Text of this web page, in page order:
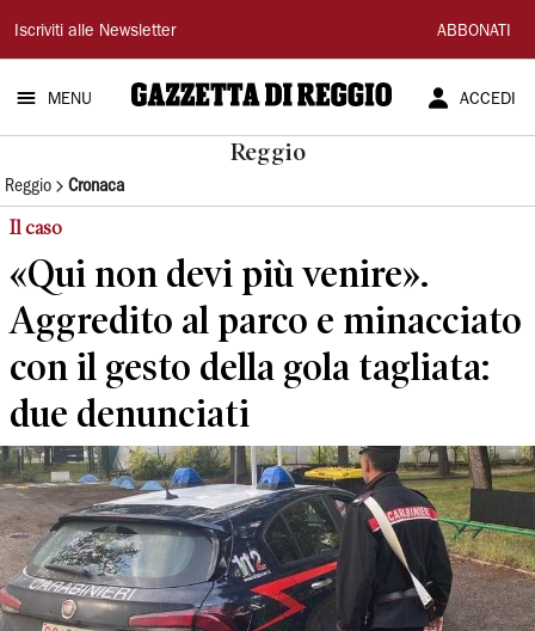
Gazzetta
di
Reggio
Iscriviti alle Newsletter ABBONATI
MENU ACCEDI
Reggio
Reggio Cronaca
Il caso
«Qui non devi più venire».
Aggredito al parco e minacciato
con il gesto della gola tagliata:
due denunciati